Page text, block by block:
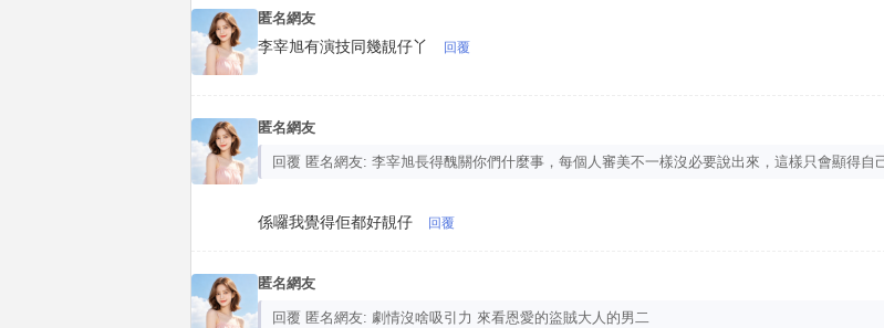
匿名網友
李宰旭有演技同幾靚仔丫 回覆
匿名網友
回覆 匿名網友: 李宰旭長得醜關你們什麼事，每個人審美不一樣沒必要說出來，這樣只會顯得自
係囉我覺得佢都好靚仔 回覆
匿名網友
回覆 匿名網友: 劇情沒啥吸引力 來看恩愛的盜賊大人的男二